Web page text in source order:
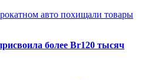
авто похищали товары
более Br120 тысяч